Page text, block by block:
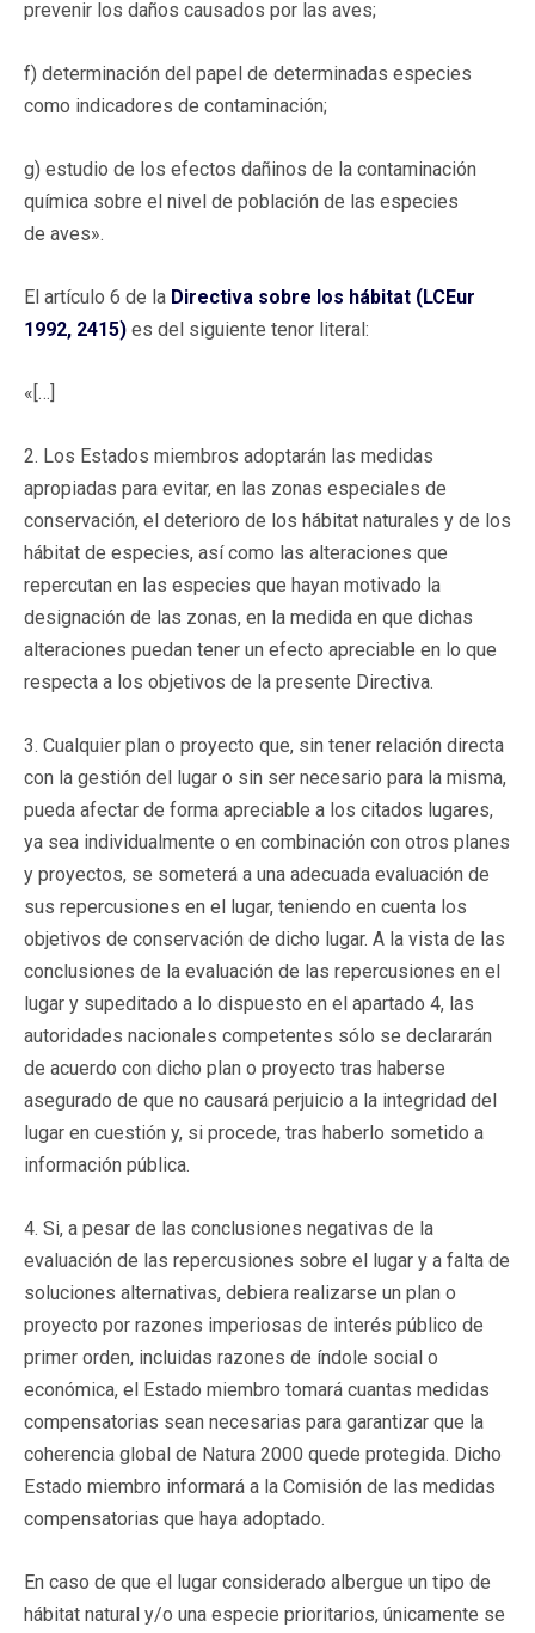
prevenir los daños causados por las aves;
f) determinación del papel de determinadas especies
como indicadores de contaminación;
g) estudio de los efectos dañinos de la contaminación
química sobre el nivel de población de las especies
de aves».
El artículo 6 de la Directiva sobre los hábitat (LCEur
1992, 2415) es del siguiente tenor literal:
«[…]
2. Los Estados miembros adoptarán las medidas
apropiadas para evitar, en las zonas especiales de
conservación, el deterioro de los hábitat naturales y de los
hábitat de especies, así como las alteraciones que
repercutan en las especies que hayan motivado la
designación de las zonas, en la medida en que dichas
alteraciones puedan tener un efecto apreciable en lo que
respecta a los objetivos de la presente Directiva.
3. Cualquier plan o proyecto que, sin tener relación directa
con la gestión del lugar o sin ser necesario para la misma,
pueda afectar de forma apreciable a los citados lugares,
ya sea individualmente o en combinación con otros planes
y proyectos, se someterá a una adecuada evaluación de
sus repercusiones en el lugar, teniendo en cuenta los
objetivos de conservación de dicho lugar. A la vista de las
conclusiones de la evaluación de las repercusiones en el
lugar y supeditado a lo dispuesto en el apartado 4, las
autoridades nacionales competentes sólo se declararán
de acuerdo con dicho plan o proyecto tras haberse
asegurado de que no causará perjuicio a la integridad del
lugar en cuestión y, si procede, tras haberlo sometido a
información pública.
4. Si, a pesar de las conclusiones negativas de la
evaluación de las repercusiones sobre el lugar y a falta de
soluciones alternativas, debiera realizarse un plan o
proyecto por razones imperiosas de interés público de
primer orden, incluidas razones de índole social o
económica, el Estado miembro tomará cuantas medidas
compensatorias sean necesarias para garantizar que la
coherencia global de Natura 2000 quede protegida. Dicho
Estado miembro informará a la Comisión de las medidas
compensatorias que haya adoptado.
En caso de que el lugar considerado albergue un tipo de
hábitat natural y/o una especie prioritarios, únicamente se